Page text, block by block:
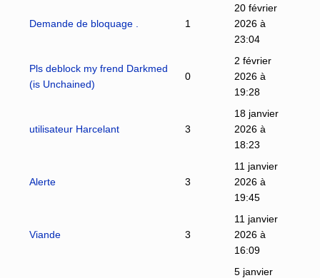
Demande de bloquage . 1
20 février
2026 à
23:04
Pls deblock my frend Darkmed
(is Unchained)
0
2 février
2026 à
19:28
utilisateur Harcelant 3
18 janvier
2026 à
18:23
Alerte 3
11 janvier
2026 à
19:45
Viande 3
11 janvier
2026 à
16:09
5 janvier